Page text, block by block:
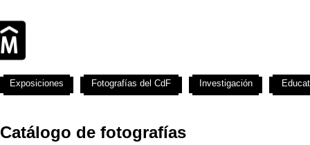
Catálogo de fotografías
Exposiciones Fotografías del CdF Investigación